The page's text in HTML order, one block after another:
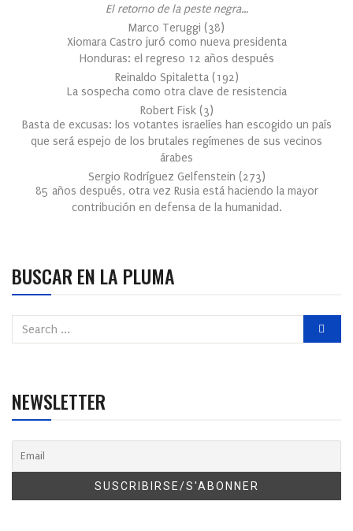
El retorno de la peste negra…
Marco Teruggi (38)
Xiomara Castro juró como nueva presidenta
Honduras: el regreso 12 años después
Reinaldo Spitaletta (192)
La sospecha como otra clave de resistencia
Robert Fisk (3)
Basta de excusas: los votantes israelíes han escogido un país
que será espejo de los brutales regímenes de sus vecinos
árabes
Sergio Rodríguez Gelfenstein (273)
85 años después, otra vez Rusia está haciendo la mayor
contribución en defensa de la humanidad.
BUSCAR EN LA PLUMA
NEWSLETTER